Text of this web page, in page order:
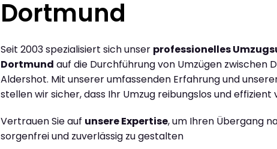
Dortmund
Seit 2003 spezialisiert sich unser professionelles
Dortmund auf die Durchführung von Umzügen zwischen
Aldershot. Mit unserer umfassenden Erfahrung und
stellen wir sicher, dass Ihr Umzug reibungslos und effizient
Vertrauen Sie auf unsere Expertise, um Ihren Übergang
sorgenfrei und zuverlässig zu gestalten